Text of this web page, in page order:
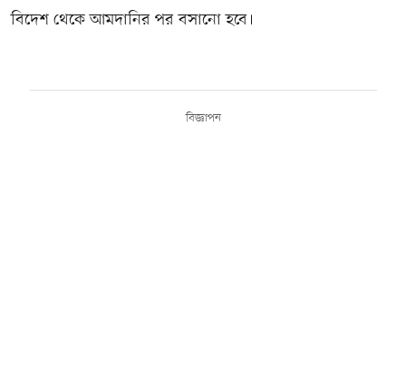
বিদেশ থেকে আমদানির পর বসানো হবে।
বিজ্ঞাপন